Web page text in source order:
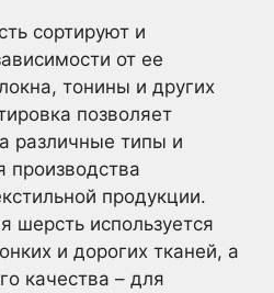
сортируют и
от ее
тонины и других
позволяет
различные типы и
производства
продукции.
шерсть используется
и дорогих тканей, а
качества – для